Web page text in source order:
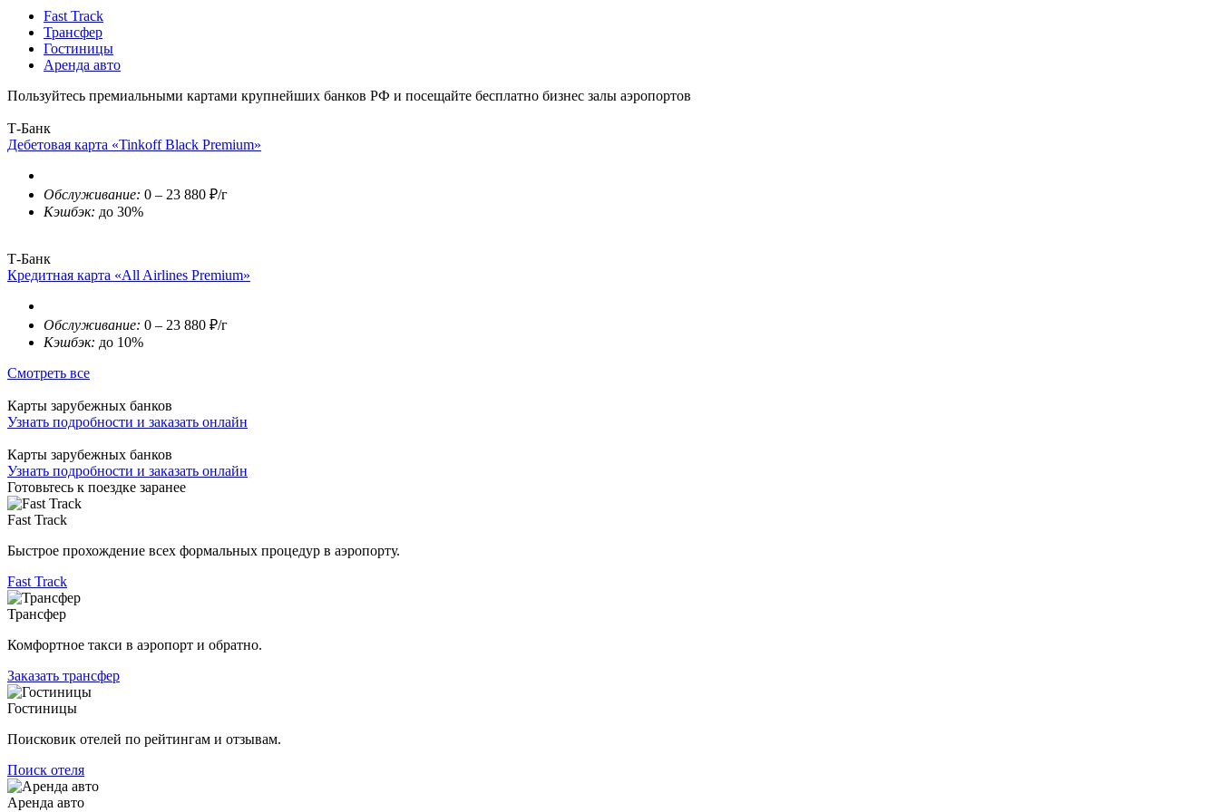
Fast Track
Трансфер
Гостиницы
Аренда авто
Пользуйтесь премиальными картами крупнейших банков РФ и посещайте бесплатно бизнес залы аэропортов
Т-Банк
Дебетовая карта «Tinkoff Black Premium»
Обслуживание: 0 – 23 880 ₽/г
Кэшбэк: до 30%
Т-Банк
Кредитная карта «All Airlines Premium»
Обслуживание: 0 – 23 880 ₽/г
Кэшбэк: до 10%
Смотреть все
Карты зарубежных банков
Узнать подробности и заказать онлайн
Карты зарубежных банков
Узнать подробности и заказать онлайн
Готовьтесь к поездке заранее
Fast Track
Быстрое прохождение всех формальных процедур в аэропорту.
Fast Track
Трансфер
Комфортное такси в аэропорт и обратно.
Заказать трансфер
Гостиницы
Поисковик отелей по рейтингам и отзывам.
Поиск отеля
Аренда авто